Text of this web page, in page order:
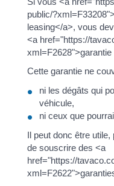
public/
leasing</a>, vous
<a href="https://
Cette garantie ne
ni les dégâts qui
véhicule,
ni ceux que
Il peut donc être
de souscrire des <a
href="https://